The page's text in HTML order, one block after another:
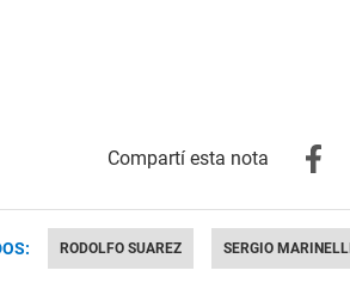
RODOLFO SUAREZ SERGIO MARINELLI